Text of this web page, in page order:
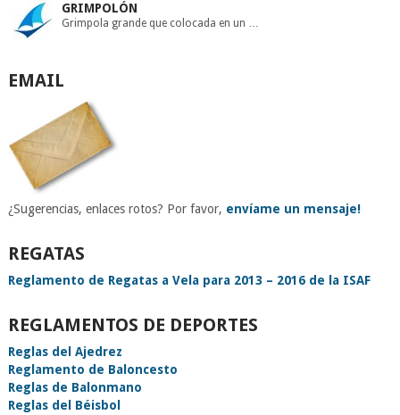
GRIMPOLÓN
Grimpola grande que colocada en un …
EMAIL
¿Sugerencias, enlaces rotos? Por favor, envíame un mensaje!
REGATAS
Reglamento de Regatas a Vela para 2013 – 2016 de la ISAF
REGLAMENTOS DE DEPORTES
Reglas del Ajedrez
Reglamento de Baloncesto
Reglas de Balonmano
Reglas del Béisbol